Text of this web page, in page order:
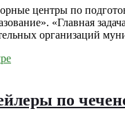
центры по
«Главная
организаций
по